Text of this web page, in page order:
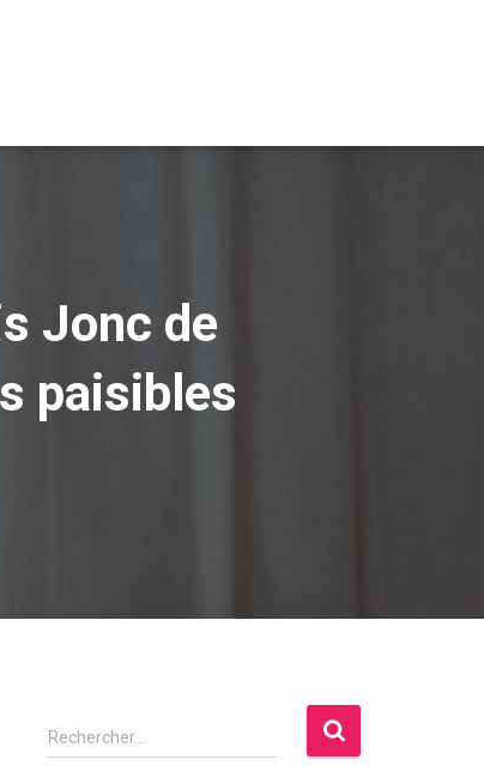
Jonc de
paisibles
R
e
Rechercher…